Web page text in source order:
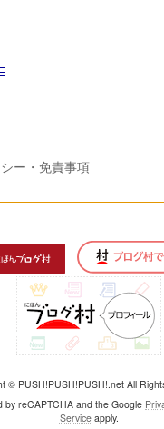
ー・免責事項
© PUSH!PUSH!PUSH!.net All
by reCAPTCHA and the Google
Serviceapply.